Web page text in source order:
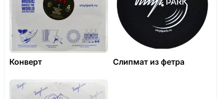
Конверт Слипмат из фетра